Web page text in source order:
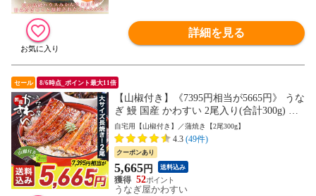
詳細を見る
セール 8/6時点_ポイント最大11倍
【山椒付き】《7395円相当が5665円》 うな
ぎ 鰻 国産 かわすい 2尾入り(合計300g) 大
サイズ 送料無料 ウナギ 蒲焼き 食品 ギフ
ト 誕生日プレゼント 母親 父親 お取り寄せ
グルメ 海鮮 人気 おすすめ 内祝 食べ物＜
のし対応可＞
自宅用【山椒付き】／蒲焼き【2尾300g】
4.3 (49件)
クーポンあり
5,665円 送料込み
52
うなぎ屋かわすい